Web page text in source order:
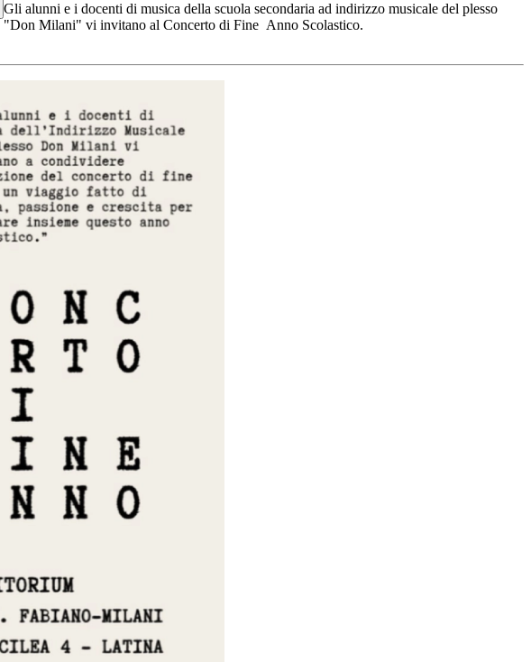
Gli alunni e i docenti di musica della scuola secondaria ad indirizzo musicale del plesso
"Don Milani" vi invitano al Concerto di Fine Anno Scolastico.